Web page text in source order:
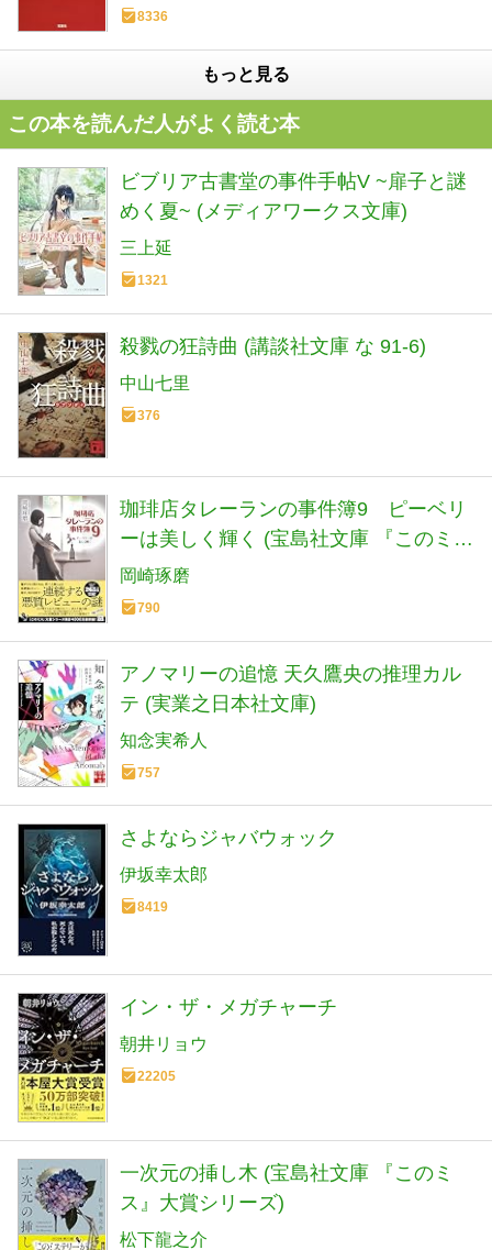
8336
もっと見る
この本を読んだ人がよく読む本
ビブリア古書堂の事件手帖V ~扉子と謎
めく夏~ (メディアワークス文庫)
三上延
1321
殺戮の狂詩曲 (講談社文庫 な 91-6)
中山七里
376
珈琲店タレーランの事件簿9 ピーベリ
ーは美しく輝く (宝島社文庫 『このミ
ス』大賞シリーズ)
岡崎琢磨
790
アノマリーの追憶 天久鷹央の推理カル
テ (実業之日本社文庫)
知念実希人
757
さよならジャバウォック
伊坂幸太郎
8419
イン・ザ・メガチャーチ
朝井リョウ
22205
一次元の挿し木 (宝島社文庫 『このミ
ス』大賞シリーズ)
松下龍之介